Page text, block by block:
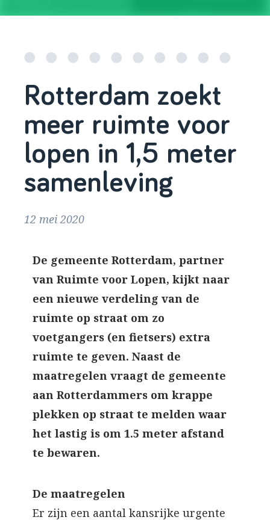
Rotterdam zoekt
meer ruimte voor
lopen in 1,5 meter
samenleving
12 mei 2020
De gemeente Rotterdam, partner
van Ruimte voor Lopen, kijkt naar
een nieuwe verdeling van de
ruimte op straat om zo
voetgangers (en fietsers) extra
ruimte te geven. Naast de
maatregelen vraagt de gemeente
aan Rotterdammers om krappe
plekken op straat te melden waar
het lastig is om 1.5 meter afstand
te bewaren.
De maatregelen
Er zijn een aantal kansrijke urgente